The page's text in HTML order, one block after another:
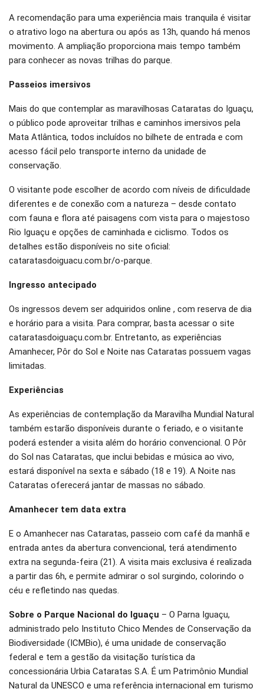
A recomendação para uma experiência mais tranquila é visitar
o atrativo logo na abertura ou após as 13h, quando há menos
movimento. A ampliação proporciona mais tempo também
para conhecer as novas trilhas do parque.
Passeios imersivos
Mais do que contemplar as maravilhosas Cataratas do Iguaçu,
o público pode aproveitar trilhas e caminhos imersivos pela
Mata Atlântica, todos incluídos no bilhete de entrada e com
acesso fácil pelo transporte interno da unidade de
conservação.
O visitante pode escolher de acordo com níveis de dificuldade
diferentes e de conexão com a natureza – desde contato
com fauna e flora até paisagens com vista para o majestoso
Rio Iguaçu e opções de caminhada e ciclismo. Todos os
detalhes estão disponíveis no site oficial:
cataratasdoiguacu.com.br/o-parque.
Ingresso antecipado
Os ingressos devem ser adquiridos online , com reserva de dia
e horário para a visita. Para comprar, basta acessar o site
cataratasdoiguaçu.com.br. Entretanto, as experiências
Amanhecer, Pôr do Sol e Noite nas Cataratas possuem vagas
limitadas.
Experiências
As experiências de contemplação da Maravilha Mundial Natural
também estarão disponíveis durante o feriado, e o visitante
poderá estender a visita além do horário convencional. O Pôr
do Sol nas Cataratas, que inclui bebidas e música ao vivo,
estará disponível na sexta e sábado (18 e 19). A Noite nas
Cataratas oferecerá jantar de massas no sábado.
Amanhecer tem data extra
E o Amanhecer nas Cataratas, passeio com café da manhã e
entrada antes da abertura convencional, terá atendimento
extra na segunda-feira (21). A visita mais exclusiva é realizada
a partir das 6h, e permite admirar o sol surgindo, colorindo o
céu e refletindo nas quedas.
Sobre o Parque Nacional do Iguaçu – O Parna Iguaçu,
administrado pelo Instituto Chico Mendes de Conservação da
Biodiversidade (ICMBio), é uma unidade de conservação
federal e tem a gestão da visitação turística da
concessionária Urbia Cataratas S.A. É um Patrimônio Mundial
Natural da UNESCO e uma referência internacional em turismo